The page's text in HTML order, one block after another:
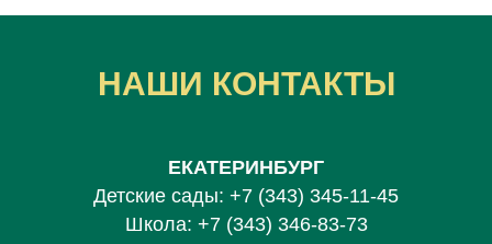
НАШИ КОНТАКТЫ
ЕКАТЕРИНБУРГ
Детские сады: +7 (343) 345-11-45
Школа: +7 (343) 346-83-73